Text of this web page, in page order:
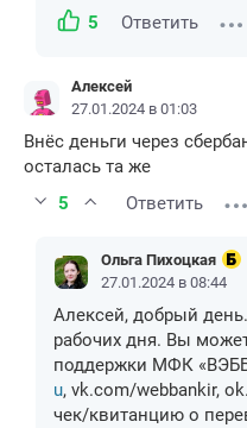
5
Ответить
Алексей
27.01.2024 в 01:03
Внёс деньги через
осталась та же
5
Ответить
Ольга Пихоцкая
27.01.2024 в 08:44
Алексей, добрый
рабочих дня. Вы
поддержки МФК
u, vk.com/webbankir,
чек/квитанцию о